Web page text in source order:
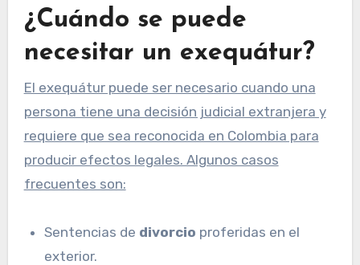
¿Cuándo se puede
necesitar un exequátur?
El exequátur puede ser necesario cuando una
persona tiene una decisión judicial extranjera y
requiere que sea reconocida en Colombia para
producir efectos legales. Algunos casos
frecuentes son:
Sentencias de divorcio proferidas en el
exterior.